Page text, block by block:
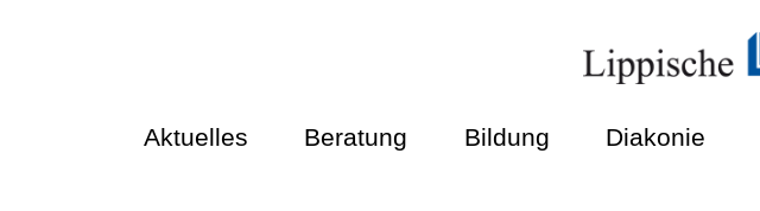
Aktuelles Beratung Bildung Diakonie